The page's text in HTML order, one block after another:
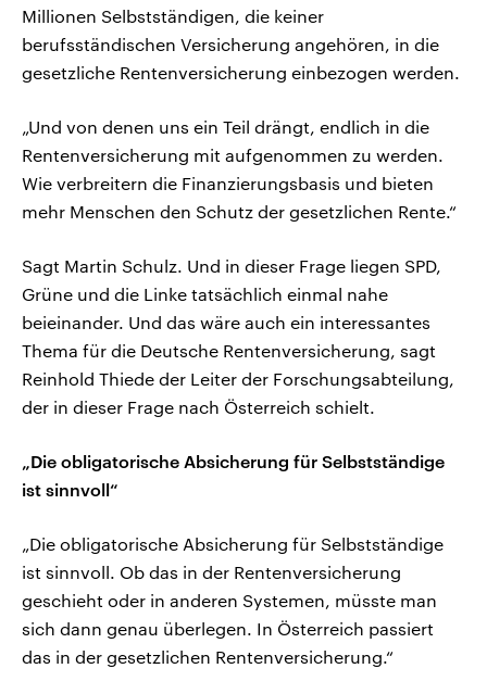
Millionen Selbstständigen, die keiner
berufsständischen Versicherung angehören, in die
gesetzliche Rentenversicherung einbezogen werden.
„Und von denen uns ein Teil drängt, endlich in die
Rentenversicherung mit aufgenommen zu werden.
Wie verbreitern die Finanzierungsbasis und bieten
mehr Menschen den Schutz der gesetzlichen Rente.“
Sagt Martin Schulz. Und in dieser Frage liegen SPD,
Grüne und die Linke tatsächlich einmal nahe
beieinander. Und das wäre auch ein interessantes
Thema für die Deutsche Rentenversicherung, sagt
Reinhold Thiede der Leiter der Forschungsabteilung,
der in dieser Frage nach Österreich schielt.
„Die obligatorische Absicherung für Selbstständige
ist sinnvoll“
„Die obligatorische Absicherung für Selbstständige
ist sinnvoll. Ob das in der Rentenversicherung
geschieht oder in anderen Systemen, müsste man
sich dann genau überlegen. In Österreich passiert
das in der gesetzlichen Rentenversicherung.“